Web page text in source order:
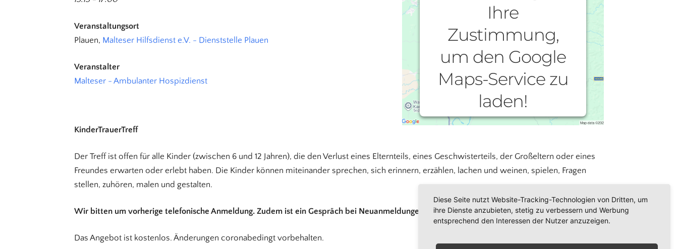
Ihre
Zustimmung,
um den Google
Maps-Service zu
laden!
Wir verwenden einen Service eines
Ihren Aktivitäten sammeln. Bitte lesen Sie
die Details durch und stimmen Sie der
Mehr Informationen
Veranstaltungsort
Plauen, Malteser Hilfsdienst e.V. - Dienststelle Plauen
Veranstalter
Malteser - Ambulanter Hospizdienst
KinderTrauerTreff
Der Treff ist offen für alle Kinder (zwischen 6 und 12 Jahren), die den Verlust eines Elternteils, eines Geschwisterteils, der Großeltern oder eines
Freundes erwarten oder erlebt haben. Die Kinder können miteinander sprechen, sich erinnern, erzählen, lachen und weinen, spielen, Fragen
stellen, zuhören, malen und gestalten.
Wir bitten um vorherige telefonische Anmeldung. Zudem ist ein Gespräch bei Neuanmeldungen im Vorfeld dringend erforderlich.
Das Angebot ist kostenlos. Änderungen coronabedingt vorbehalten.
Diese Seite nutzt Website-Tracking-Technologien von Dritten, um
ihre Dienste anzubieten, stetig zu verbessern und Werbung
entsprechend den Interessen der Nutzer anzuzeigen.